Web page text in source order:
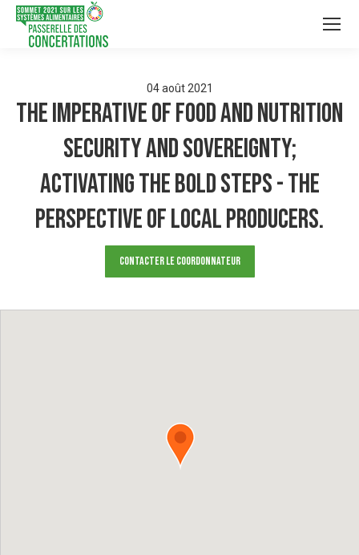
04 août 2021
The imperative of food and nutrition
security and sovereignty;
activating the bold steps - The
perspective of local producers.
Contacter le Coordonnateur